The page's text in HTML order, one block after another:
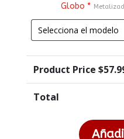
Globo *
Product Price $
Total